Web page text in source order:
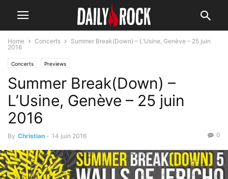
Home Concerts
Summer Break(Down) – L’Usine, Genève – 25 juin
2016
Concerts Previews
Summer Break(Down) –
L’Usine, Genève – 25 juin
2016
By Christian - 14 juin 2016 0